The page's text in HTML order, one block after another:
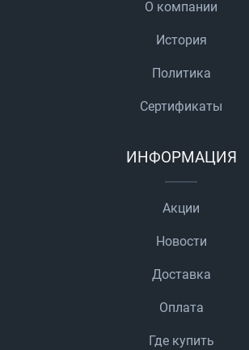
О компании
История
Политика
Сертификаты
ИНФОРМАЦИЯ
Акции
Новости
Доставка
Оплата
Где купить